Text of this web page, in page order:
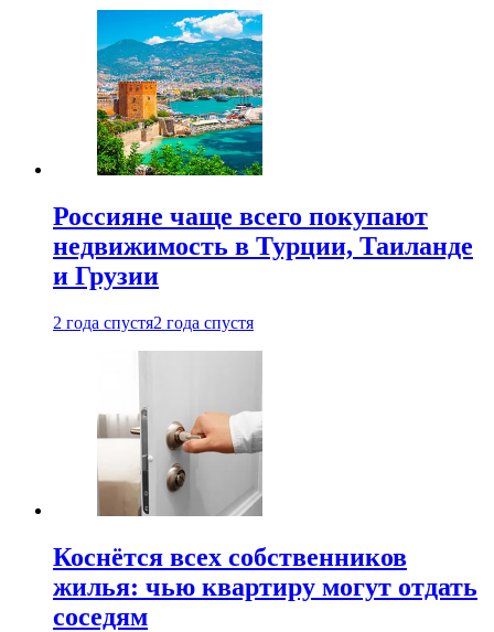
Россияне чаще всего покупают
недвижимость в Турции, Таиланде
и Грузии
2 года спустя2 года спустя
Коснётся всех собственников
жилья: чью квартиру могут отдать
соседям